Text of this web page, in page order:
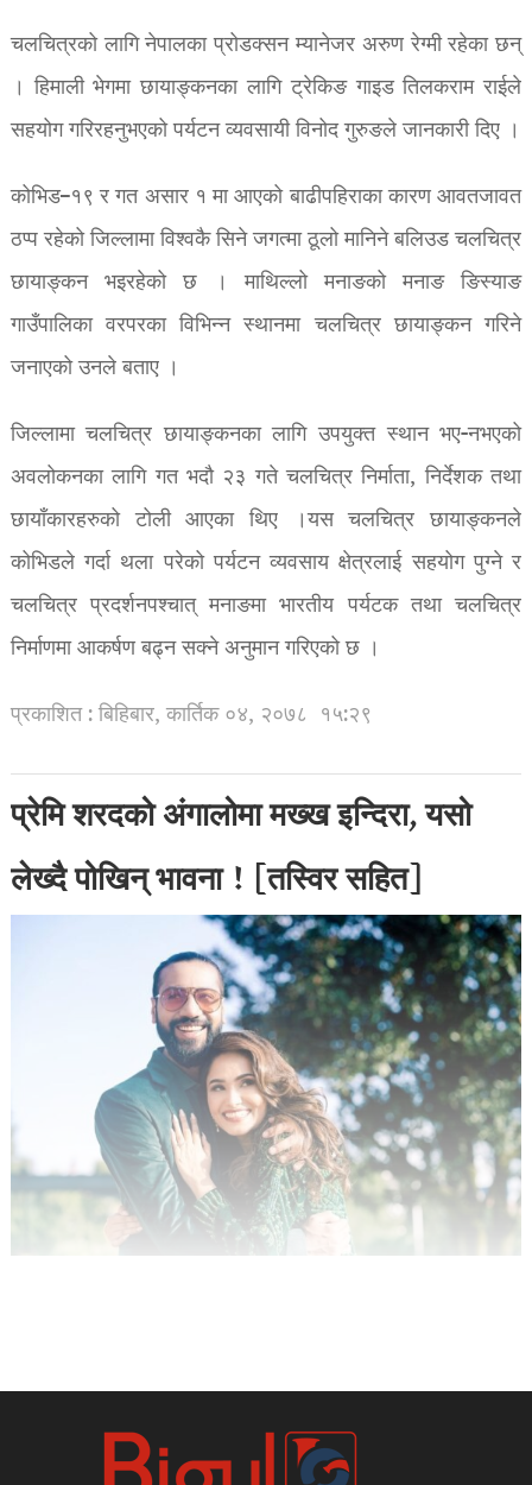
चलचित्रको लागि नेपालका प्रोडक्सन म्यानेजर अरुण रेग्मी रहेका छन्
। हिमाली भेगमा छायाङ्कनका लागि ट्रेकिङ गाइड तिलकराम राईले
सहयोग गरिरहनुभएको पर्यटन व्यवसायी विनोद गुरुङले जानकारी दिए ।
कोभिड–१९ र गत असार १ मा आएको बाढीपहिराका कारण आवतजावत
ठप्प रहेको जिल्लामा विश्वकै सिने जगत्मा ठूलो मानिने बलिउड चलचित्र
छायाङ्कन भइरहेको छ । माथिल्लो मनाङको मनाङ ङिस्याङ
गाउँपालिका वरपरका विभिन्न स्थानमा चलचित्र छायाङ्कन गरिने
जनाएको उनले बताए ।
जिल्लामा चलचित्र छायाङ्कनका लागि उपयुक्त स्थान भए-नभएको
अवलोकनका लागि गत भदौ २३ गते चलचित्र निर्माता, निर्देशक तथा
छायाँकारहरुको टोली आएका थिए ।यस चलचित्र छायाङ्कनले
कोभिडले गर्दा थला परेको पर्यटन व्यवसाय क्षेत्रलाई सहयोग पुग्ने र
चलचित्र प्रदर्शनपश्चात् मनाङमा भारतीय पर्यटक तथा चलचित्र
निर्माणमा आकर्षण बढ्न सक्ने अनुमान गरिएको छ ।
प्रकाशित : बिहिबार, कार्तिक ०४, २०७८ १५:२९
प्रेमि शरदको अंगालोमा मख्ख इन्दिरा, यसो
लेख्दै पोखिन् भावना ! [तस्विर सहित]